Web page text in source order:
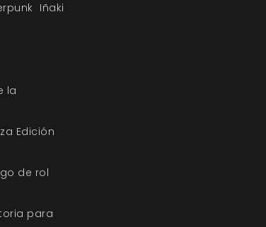
Iñaki
la
Edición
de rol
para